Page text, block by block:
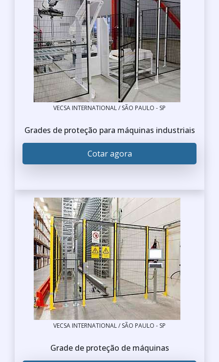
VECSA INTERNATIONAL / SÃO PAULO - SP
Grades de proteção para máquinas industriais
Cotar agora
VECSA INTERNATIONAL / SÃO PAULO - SP
Grade de proteção de máquinas